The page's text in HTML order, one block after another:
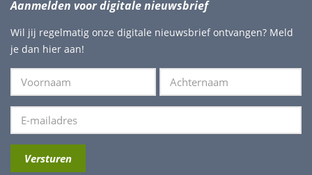
Aanmelden voor digitale nieuwsbrief
Wil jij regelmatig onze digitale nieuwsbrief ontvangen? Meld
je dan hier aan!